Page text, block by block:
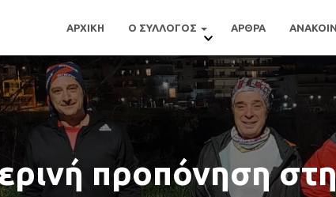
ΑΡΧΙΚΗ Ο ΣΥΛΛΟΓΟΣ ΑΡΘΡΑ
προπόνηση